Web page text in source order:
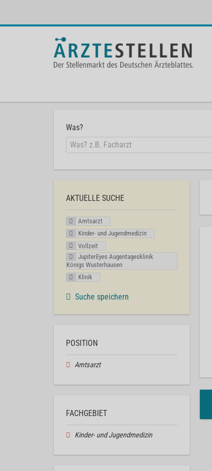
Was?
AKTUELLE SUCHE
Amtsarzt
Kinder- und Jugendmedizin
Vollzeit
JupiterEyes Augentagesklinik
Königs Wusterhausen
Klinik
Suche speichern
POSITION
Amtsarzt
FACHGEBIET
Kinder- und Jugendmedizin